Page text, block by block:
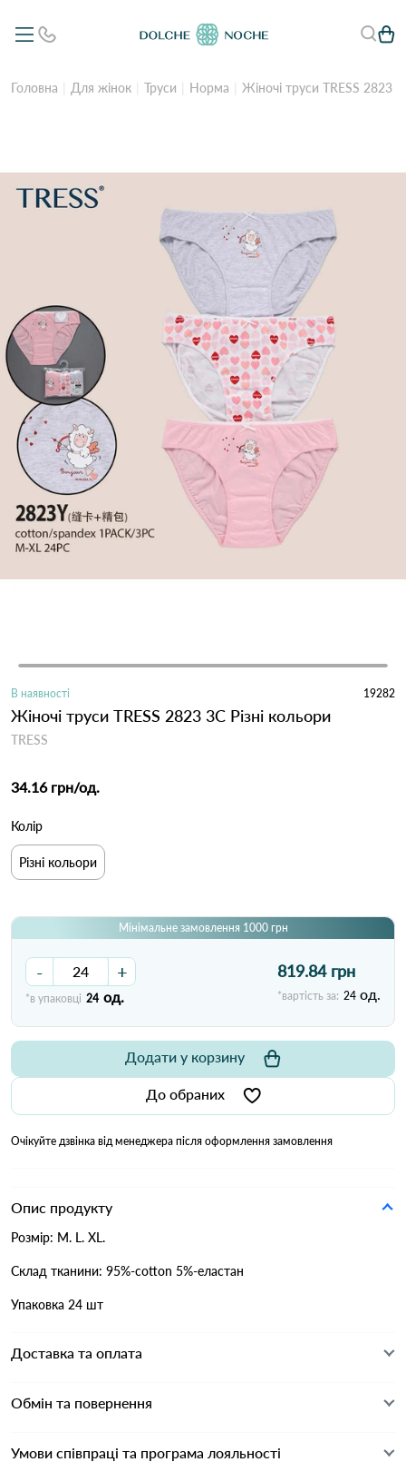
Головна Для жінок Труси Норма Жіночі труси TRESS 2823
В наявності 19282
Жіночі труси TRESS 2823 3C Різні кольори
TRESS
34.16 грн/од.
Колір
Різні кольори
Мінімальне замовлення 1000 грн
- +
*в упаковці 24 од.
819.84 грн
*вартість за: 24 од.
До обраних
Додати у корзину
Очікуйте дзвінка від менеджера після оформлення замовлення
Опис продукту
Розмір: M. L. XL.
Склад тканини: 95%-cotton 5%-еластан
Упаковка 24 шт
Доставка та оплата
Обмін та повернення
Умови співпраці та програма лояльності